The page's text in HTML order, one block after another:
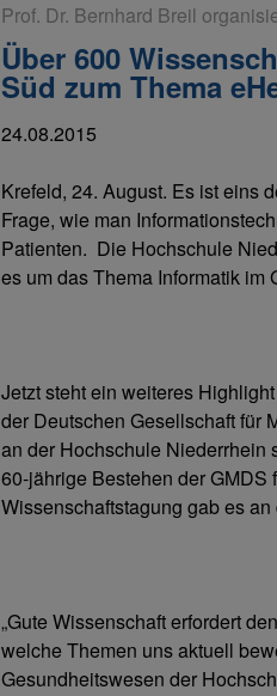
Prof. Dr. Bernhard Breil
Über 600
Süd zum Thema
24.08.2015
Krefeld, 24. August. Es ist eins
Frage, wie man
Patienten. Die Hochschule
es um das Thema Informatik im
Jetzt steht ein weiteres
der Deutschen Gesellschaft für
an der Hochschule Niederrhein
60-jährige Bestehen der GMDS
Wissenschaftstagung gab es
„Gute Wissenschaft erfordert
welche Themen uns aktuell
Gesundheitswesen der